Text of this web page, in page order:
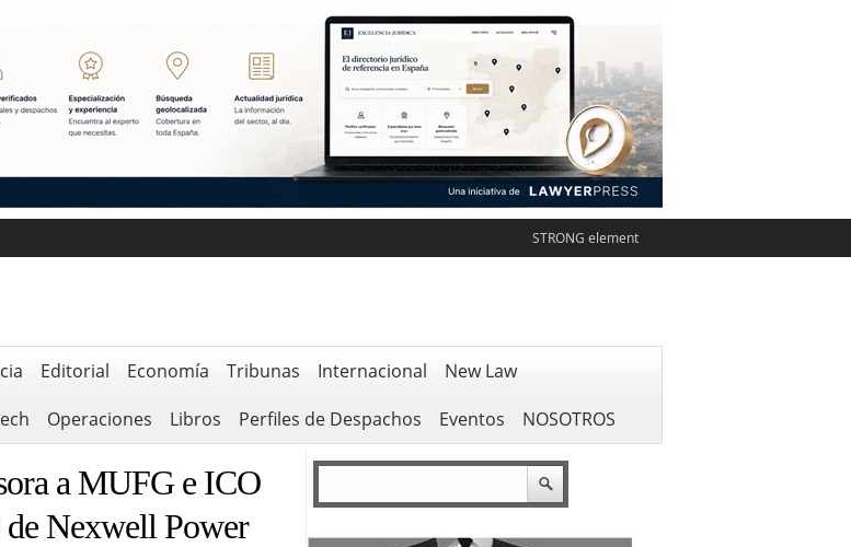
STRONG element
Editorial Economía Tribunas Internacional
New Law
Operaciones Libros Perfiles de Despachos Eventos NOSOTROS
a MUFG e ICO
Nexwell Power